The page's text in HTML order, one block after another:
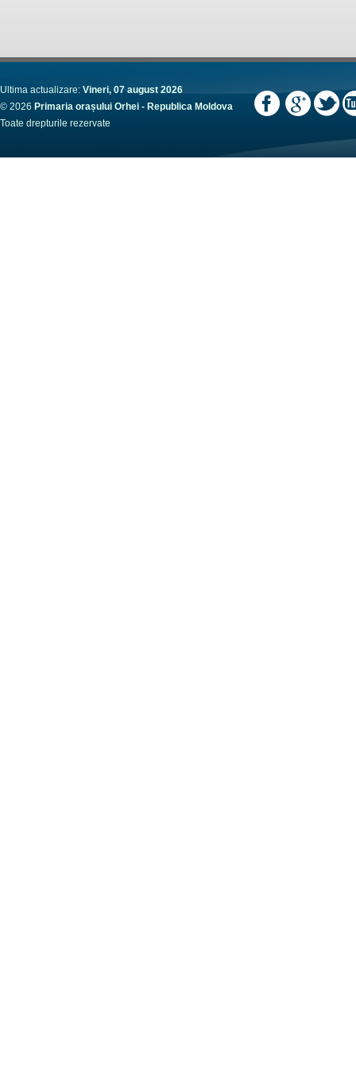
Ultima actualizare: Vineri, 07 august 2026
© 2026 Primaria orașului Orhei - Republica Moldova
Toate drepturile rezervate